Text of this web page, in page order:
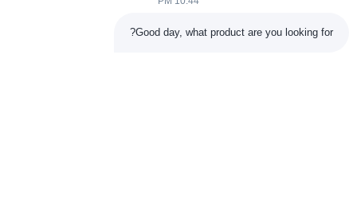
فئات
Good day, what product are you looking for?